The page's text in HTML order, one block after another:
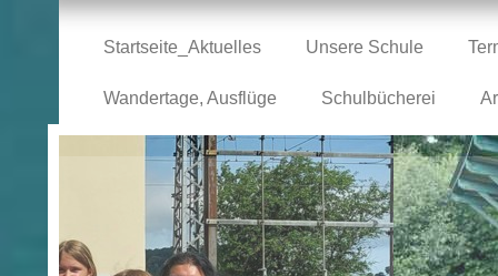
Startseite_Aktuelles Unsere Schule
Wandertage, Ausflüge Schulbücherei